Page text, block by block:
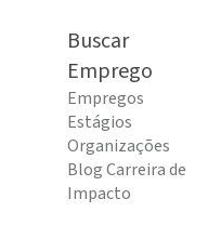
Buscar
Emprego
Empregos
Estágios
Organizações
Blog Carreira de
Impacto